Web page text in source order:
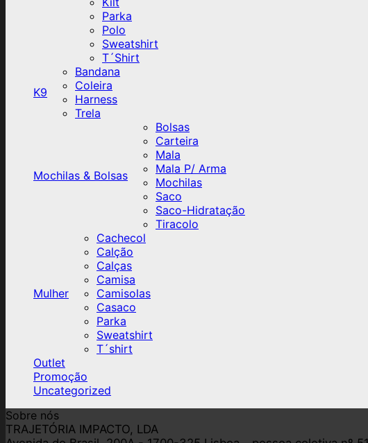
Parka
Polo
Sweatshirt
T´Shirt
K9
Bandana
Coleira
Harness
Trela
Mochilas & Bolsas
Bolsas
Carteira
Mala
Mala P/ Arma
Mochilas
Saco
Saco-Hidratação
Tiracolo
Mulher
Cachecol
Calção
Calças
Camisa
Camisolas
Casaco
Parka
Sweatshirt
T´shirt
Outlet
Promoção
Uncategorized
Sobre nós
TRAJETÓRIA IMPACTO, LDA